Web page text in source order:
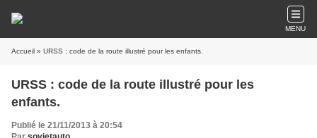
MENU
Accueil » URSS : code de la route illustré pour les enfants.
URSS : code de la route illustré pour les
enfants.
Publié le 21/11/2013 à 20:54